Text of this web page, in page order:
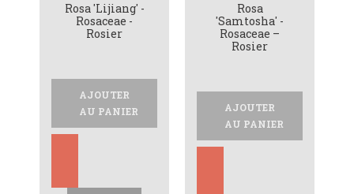
Rosa 'Lijiang' -
Rosaceae -
Rosier
AJOUTER
AU PANIER
Rosa
'Samtosha' -
Rosaceae –
Rosier
AJOUTER
AU PANIER